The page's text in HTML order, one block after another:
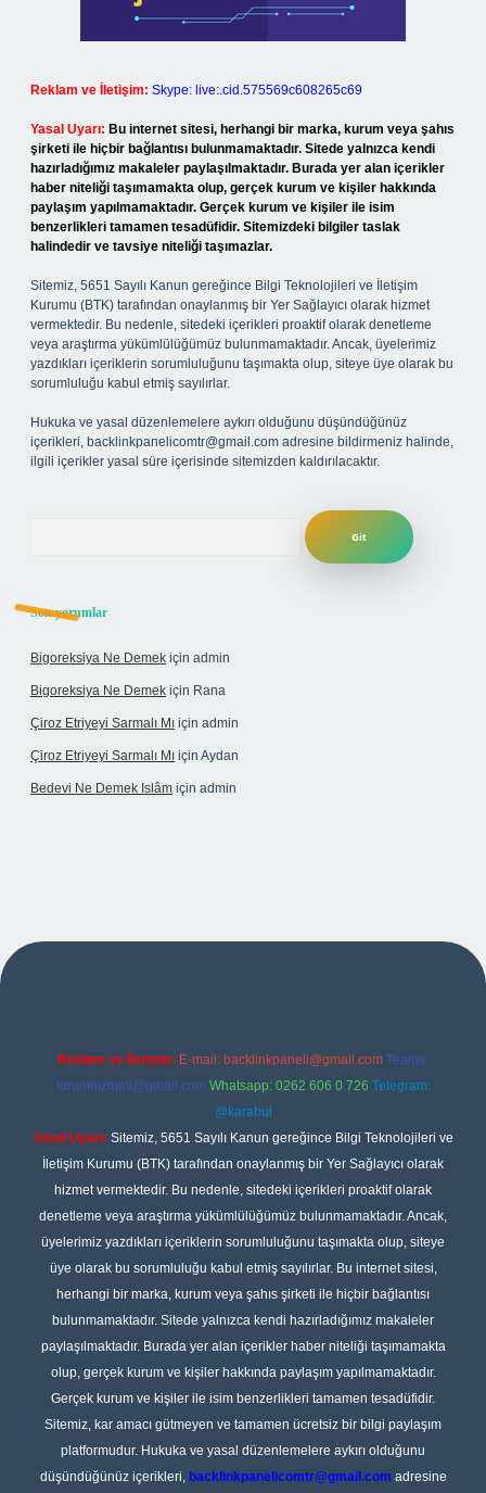
Reklam ve İletişim: Skype: live:.cid.575569c608265c69
Yasal Uyarı: Bu internet sitesi, herhangi bir marka, kurum veya şahıs
şirketi ile hiçbir bağlantısı bulunmamaktadır. Sitede yalnızca kendi
hazırladığımız makaleler paylaşılmaktadır. Burada yer alan içerikler
haber niteliği taşımamakta olup, gerçek kurum ve kişiler hakkında
paylaşım yapılmamaktadır. Gerçek kurum ve kişiler ile isim
benzerlikleri tamamen tesadüfidir. Sitemizdeki bilgiler taslak
halindedir ve tavsiye niteliği taşımazlar.
Sitemiz, 5651 Sayılı Kanun gereğince Bilgi Teknolojileri ve İletişim
Kurumu (BTK) tarafından onaylanmış bir Yer Sağlayıcı olarak hizmet
vermektedir. Bu nedenle, sitedeki içerikleri proaktif olarak denetleme
veya araştırma yükümlülüğümüz bulunmamaktadır. Ancak, üyelerimiz
yazdıkları içeriklerin sorumluluğunu taşımakta olup, siteye üye olarak bu
sorumluluğu kabul etmiş sayılırlar.
Hukuka ve yasal düzenlemelere aykırı olduğunu düşündüğünüz
içerikleri, backlinkpanelicomtr@gmail.com adresine bildirmeniz halinde,
ilgili içerikler yasal süre içerisinde sitemizden kaldırılacaktır.
Son yorumlar
Bigoreksiya Ne Demek için admin
Bigoreksiya Ne Demek için Rana
Çiroz Etriyeyi Sarmalı Mı için admin
Çiroz Etriyeyi Sarmalı Mı için Aydan
Bedevi Ne Demek Islâm için admin
Reklam ve İletişim: E-mail: backlinkpaneli@gmail.com Teams:
forumhizmeti@gmail.com Whatsapp: 0262 606 0 726 Telegram:
@karabul
Yasal Uyarı: Sitemiz, 5651 Sayılı Kanun gereğince Bilgi Teknolojileri ve
İletişim Kurumu (BTK) tarafından onaylanmış bir Yer Sağlayıcı olarak
hizmet vermektedir. Bu nedenle, sitedeki içerikleri proaktif olarak
denetleme veya araştırma yükümlülüğümüz bulunmamaktadır. Ancak,
üyelerimiz yazdıkları içeriklerin sorumluluğunu taşımakta olup, siteye
üye olarak bu sorumluluğu kabul etmiş sayılırlar. Bu internet sitesi,
herhangi bir marka, kurum veya şahıs şirketi ile hiçbir bağlantısı
bulunmamaktadır. Sitede yalnızca kendi hazırladığımız makaleler
paylaşılmaktadır. Burada yer alan içerikler haber niteliği taşımamakta
olup, gerçek kurum ve kişiler hakkında paylaşım yapılmamaktadır.
Gerçek kurum ve kişiler ile isim benzerlikleri tamamen tesadüfidir.
Sitemiz, kar amacı gütmeyen ve tamamen ücretsiz bir bilgi paylaşım
platformudur. Hukuka ve yasal düzenlemelere aykırı olduğunu
düşündüğünüz içerikleri, backlinkpanelicomtr@gmail.com adresine